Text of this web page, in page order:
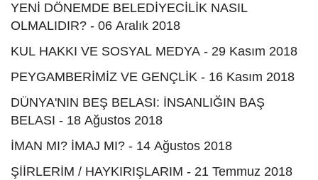
YENİ DÖNEMDE BELEDİYECİLİK NASIL
OLMALIDIR? - 06 Aralık 2018
KUL HAKKI VE SOSYAL MEDYA - 29 Kasım 2018
PEYGAMBERİMİZ VE GENÇLİK - 16 Kasım 2018
DÜNYA'NIN BEŞ BELASI: İNSANLIĞIN BAŞ
BELASI - 18 Ağustos 2018
İMAN MI? İMAJ MI? - 14 Ağustos 2018
ŞİİRLERİM / HAYKIRIŞLARIM - 21 Temmuz 2018